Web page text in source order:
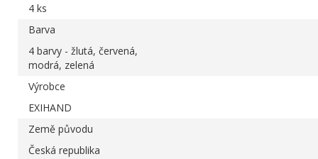
4 ks
Barva
4 barvy - žlutá, červená,
modrá, zelená
Výrobce
EXIHAND
Země původu
Česká republika